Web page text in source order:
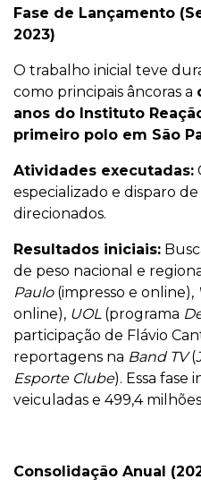
Fase de Lançamento
2023)
O trabalho inicial teve
como principais âncoras a
anos do Instituto
primeiro polo em São
Atividades executadas:
especializado e disparo
direcionados.
Resultados iniciais:
de peso nacional e
Paulo(impresso e online),
online), UOL(programa
participação de Flávio
reportagens na Band TV(
Esporte Clube). Essa fase
veiculadas e 499,4
Consolidação Anual